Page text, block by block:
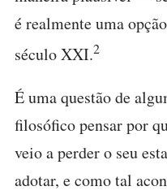
é realmente uma
século XXI.2
É uma questão de
filosófico pensar por
veio a perder o seu
adotar, e como tal